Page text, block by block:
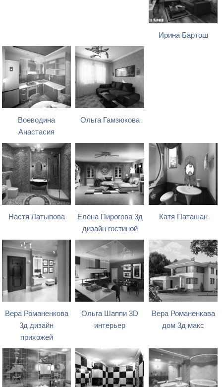
Ирина Бартош
Воеводина
Анастасия
Ольга Гамзюкова
Настя Латыпова
Елена Пирогова 3д
дизайн гостиной
Катя Паташан
Вера Романенкова
3д дизайн
прихожей
Ольга Шаппи 3D
интерьер
Вера Романенкава
дом 3д макс